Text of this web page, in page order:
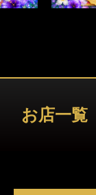
茨城
お店一覧